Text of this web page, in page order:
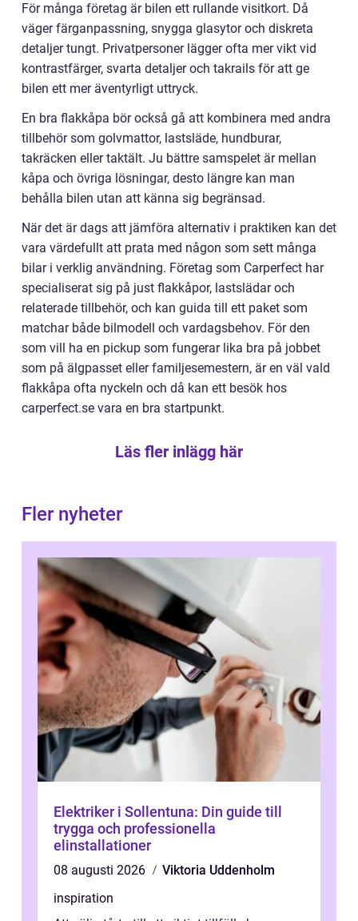
För många företag är bilen ett rullande visitkort. Då
väger färganpassning, snygga glasytor och diskreta
detaljer tungt. Privatpersoner lägger ofta mer vikt vid
kontrastfärger, svarta detaljer och takrails för att ge
bilen ett mer äventyrligt uttryck.
En bra flakkåpa bör också gå att kombinera med andra
tillbehör som golvmattor, lastsläde, hundburar,
takräcken eller taktält. Ju bättre samspelet är mellan
kåpa och övriga lösningar, desto längre kan man
behålla bilen utan att känna sig begränsad.
När det är dags att jämföra alternativ i praktiken kan det
vara värdefullt att prata med någon som sett många
bilar i verklig användning. Företag som Carperfect har
specialiserat sig på just flakkåpor, lastslädar och
relaterade tillbehör, och kan guida till ett paket som
matchar både bilmodell och vardagsbehov. För den
som vill ha en pickup som fungerar lika bra på jobbet
som på älgpasset eller familjesemestern, är en väl vald
flakkåpa ofta nyckeln och då kan ett besök hos
carperfect.se vara en bra startpunkt.
Läs fler inlägg här
Fler nyheter
Elektriker i Sollentuna: Din guide till
trygga och professionella
elinstallationer
08 augusti 2026
Viktoria Uddenholm
inspiration